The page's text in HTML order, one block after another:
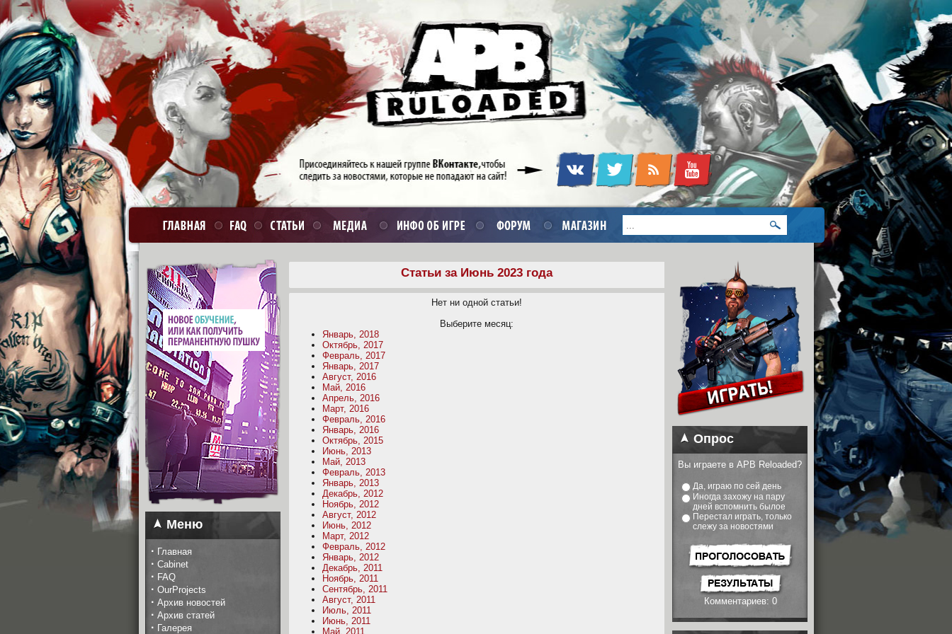
Меню
· Главная
· Cabinet
· FAQ
· OurProjects
· Архив новостей
· Архив статей
· Галерея
Статьи за Июнь 2023 года
Нет ни одной статьи!
Выберите месяц:
Январь, 2018
Октябрь, 2017
Февраль, 2017
Январь, 2017
Август, 2016
Май, 2016
Апрель, 2016
Март, 2016
Февраль, 2016
Январь, 2016
Октябрь, 2015
Июнь, 2013
Май, 2013
Февраль, 2013
Январь, 2013
Декабрь, 2012
Ноябрь, 2012
Август, 2012
Июнь, 2012
Март, 2012
Февраль, 2012
Январь, 2012
Декабрь, 2011
Ноябрь, 2011
Сентябрь, 2011
Август, 2011
Июль, 2011
Июнь, 2011
Май, 2011
Опрос
Вы играете в APB Reloaded?
Да, играю по сей день
Иногда захожу на пару
дней вспомнить былое
Перестал играть, только
слежу за новостями
Комментариев: 0